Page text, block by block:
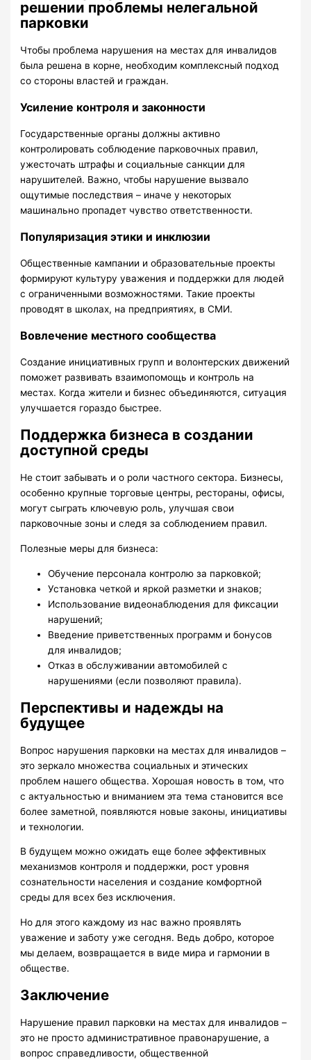
решении проблемы нелегальной
парковки
Чтобы проблема нарушения на местах для инвалидов
была решена в корне, необходим комплексный подход
со стороны властей и граждан.
Усиление контроля и законности
Государственные органы должны активно
контролировать соблюдение парковочных правил,
ужесточать штрафы и социальные санкции для
нарушителей. Важно, чтобы нарушение вызвало
ощутимые последствия – иначе у некоторых
машинально пропадет чувство ответственности.
Популяризация этики и инклюзии
Общественные кампании и образовательные проекты
формируют культуру уважения и поддержки для людей
с ограниченными возможностями. Такие проекты
проводят в школах, на предприятиях, в СМИ.
Вовлечение местного сообщества
Создание инициативных групп и волонтерских движений
поможет развивать взаимопомощь и контроль на
местах. Когда жители и бизнес объединяются, ситуация
улучшается гораздо быстрее.
Поддержка бизнеса в создании
доступной среды
Не стоит забывать и о роли частного сектора. Бизнесы,
особенно крупные торговые центры, рестораны, офисы,
могут сыграть ключевую роль, улучшая свои
парковочные зоны и следя за соблюдением правил.
Полезные меры для бизнеса:
Обучение персонала контролю за парковкой;
Установка четкой и яркой разметки и знаков;
Использование видеонаблюдения для фиксации
нарушений;
Введение приветственных программ и бонусов
для инвалидов;
Отказ в обслуживании автомобилей с
нарушениями (если позволяют правила).
Перспективы и надежды на
будущее
Вопрос нарушения парковки на местах для инвалидов –
это зеркало множества социальных и этических
проблем нашего общества. Хорошая новость в том, что
с актуальностью и вниманием эта тема становится все
более заметной, появляются новые законы, инициативы
и технологии.
В будущем можно ожидать еще более эффективных
механизмов контроля и поддержки, рост уровня
сознательности населения и создание комфортной
среды для всех без исключения.
Но для этого каждому из нас важно проявлять
уважение и заботу уже сегодня. Ведь добро, которое
мы делаем, возвращается в виде мира и гармонии в
обществе.
Заключение
Нарушение правил парковки на местах для инвалидов –
это не просто административное правонарушение, а
вопрос справедливости, общественной